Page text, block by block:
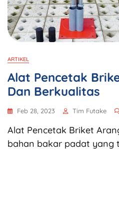
ARTIKEL
Alat Pencetak
Dan Berkualitas
Feb 28, 2023 Tim Futake
Alat Pencetak Briket
bahan bakar padat yang